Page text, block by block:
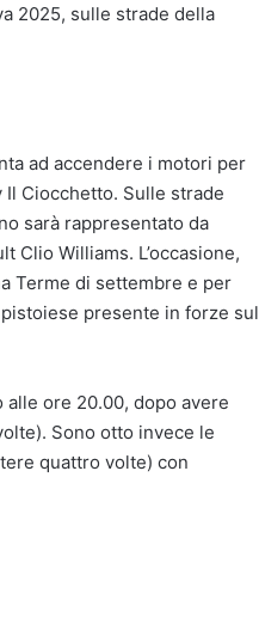
2025, sulle strade della
ad accendere i motori per
Il Ciocchetto. Sulle strade
sarà rappresentato da
Clio Williams. L’occasione,
Terme di settembre e per
presente in forze sul
ore 20.00, dopo avere
Sono otto invece le
quattro volte) con